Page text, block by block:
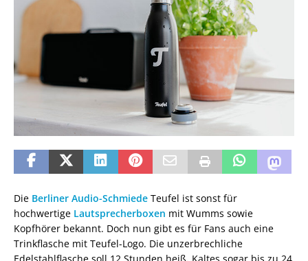
Die Berliner Audio-Schmiede Teufel ist sonst für
hochwertige Lautsprecherboxen mit Wumms sowie
Kopfhörer bekannt. Doch nun gibt es für Fans auch eine
Trinkflasche mit Teufel-Logo. Die unzerbrechliche